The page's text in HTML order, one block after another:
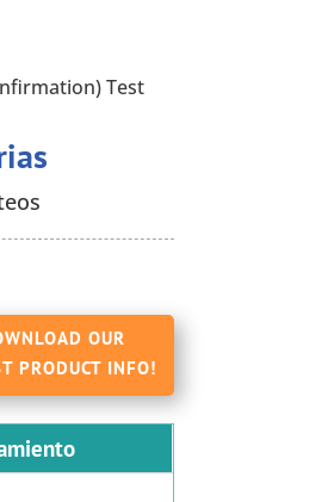
Test
OUR
PRODUCT INFO!